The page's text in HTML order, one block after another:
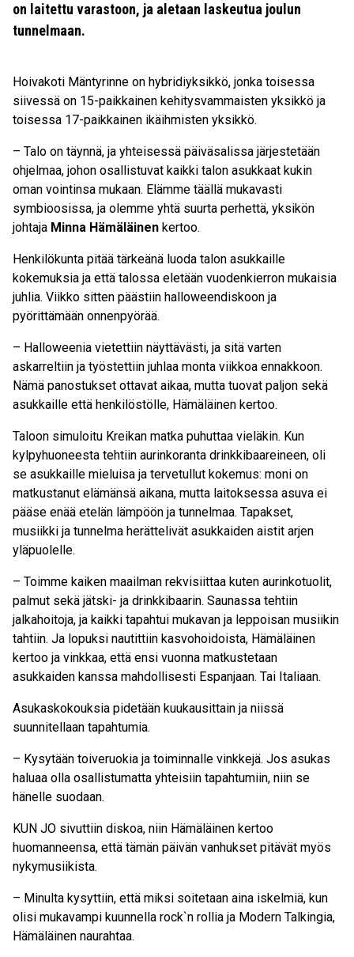
on laitettu varastoon, ja aletaan laskeutua joulun
tunnelmaan.
Hoivakoti Mäntyrinne on hybridiyksikkö, jonka toisessa
siivessä on 15-paikkainen kehitysvammaisten yksikkö ja
toisessa 17-paikkainen ikäihmisten yksikkö.
– Talo on täynnä, ja yhteisessä päiväsalissa järjestetään
ohjelmaa, johon osallistuvat kaikki talon asukkaat kukin
oman vointinsa mukaan. Elämme täällä mukavasti
symbioosissa, ja olemme yhtä suurta perhettä, yksikön
johtaja Minna Hämäläinen kertoo.
Henkilökunta pitää tärkeänä luoda talon asukkaille
kokemuksia ja että talossa eletään vuodenkierron mukaisia
juhlia. Viikko sitten päästiin halloweendiskoon ja
pyörittämään onnenpyörää.
– Halloweenia vietettiin näyttävästi, ja sitä varten
askarreltiin ja työstettiin juhlaa monta viikkoa ennakkoon.
Nämä panostukset ottavat aikaa, mutta tuovat paljon sekä
asukkaille että henkilöstölle, Hämäläinen kertoo.
Taloon simuloitu Kreikan matka puhuttaa vieläkin. Kun
kylpyhuoneesta tehtiin aurinkoranta drinkkibaareineen, oli
se asukkaille mieluisa ja tervetullut kokemus: moni on
matkustanut elämänsä aikana, mutta laitoksessa asuva ei
pääse enää etelän lämpöön ja tunnelmaa. Tapakset,
musiikki ja tunnelma herättelivät asukkaiden aistit arjen
yläpuolelle.
– Toimme kaiken maailman rekvisiittaa kuten aurinkotuolit,
palmut sekä jätski- ja drinkkibaarin. Saunassa tehtiin
jalkahoitoja, ja kaikki tapahtui mukavan ja leppoisan musiikin
tahtiin. Ja lopuksi nautittiin kasvohoidoista, Hämäläinen
kertoo ja vinkkaa, että ensi vuonna matkustetaan
asukkaiden kanssa mahdollisesti Espanjaan. Tai Italiaan.
Asukaskokouksia pidetään kuukausittain ja niissä
suunnitellaan tapahtumia.
– Kysytään toiveruokia ja toiminnalle vinkkejä. Jos asukas
haluaa olla osallistumatta yhteisiin tapahtumiin, niin se
hänelle suodaan.
KUN JO sivuttiin diskoa, niin Hämäläinen kertoo
huomanneensa, että tämän päivän vanhukset pitävät myös
nykymusiikista.
– Minulta kysyttiin, että miksi soitetaan aina iskelmiä, kun
olisi mukavampi kuunnella rock`n rollia ja Modern Talkingia,
Hämäläinen naurahtaa.